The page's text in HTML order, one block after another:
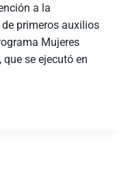
a la
primeros auxilios
Mujeres
se ejecutó en